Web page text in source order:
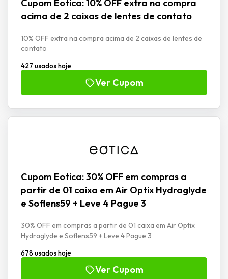
Cupom Eotica: 10% OFF extra na compra
acima de 2 caixas de lentes de contato
10% OFF extra na compra acima de 2 caixas de lentes de
contato
427 usados hoje
Ver Cupom
Cupom Eotica: 30% OFF em compras a
partir de 01 caixa em Air Optix Hydraglyde
e Soflens59 + Leve 4 Pague 3
30% OFF em compras a partir de 01 caixa em Air Optix
Hydraglyde e Soflens59 + Leve 4 Pague 3
678 usados hoje
Ver Cupom